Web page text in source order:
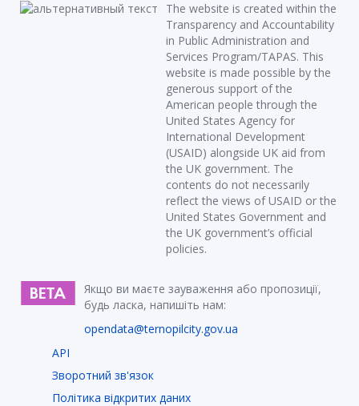
The website is created within the
Transparency and Accountability
in Public Administration and
Services Program/TAPAS. This
website is made possible by the
generous support of the
American people through the
United States Agency for
International Development
(USAID) alongside UK aid from
the UK government. The
contents do not necessarily
reflect the views of USAID or the
United States Government and
the UK government’s official
policies.
Якщо ви маєте зауваження або пропозиції,
будь ласка, напишіть нам:
opendata@ternopilcity.gov.ua
API
Зворотний зв'язок
Політика відкритих даних